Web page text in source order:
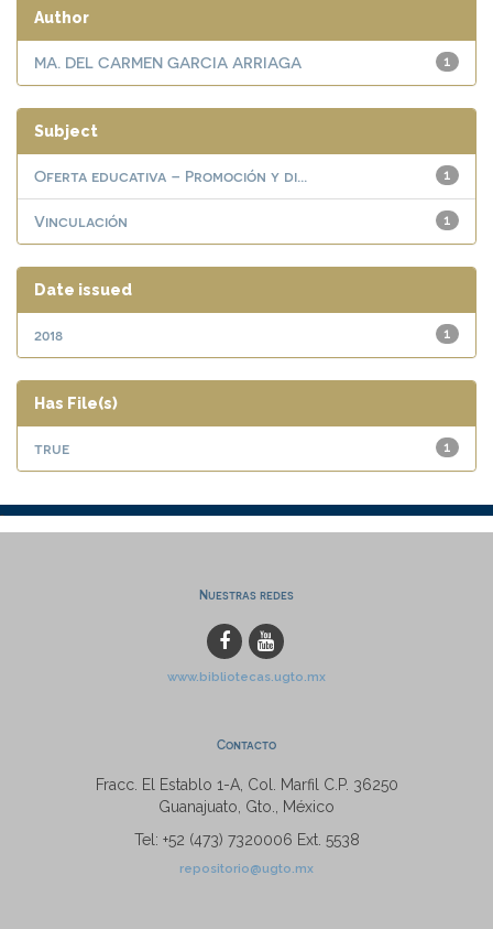
Author
1
MA. DEL CARMEN GARCIA ARRIAGA
Subject
1
Oferta educativa – Promoción y di...
1
Vinculación
Date issued
1
2018
Has File(s)
1
true
Nuestras redes
www.bibliotecas.ugto.mx
Contacto
Fracc. El Establo 1-A, Col. Marfil C.P. 36250
Guanajuato, Gto., México
Tel: +52 (473) 7320006 Ext. 5538
repositorio@ugto.mx